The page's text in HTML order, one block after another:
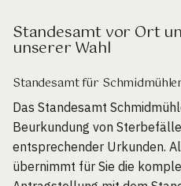
Standesamt vor Ort
unserer Wahl
Standesamt für
Das Standesamt
Beurkundung von
entsprechender Urkunden.
übernimmt für Sie die